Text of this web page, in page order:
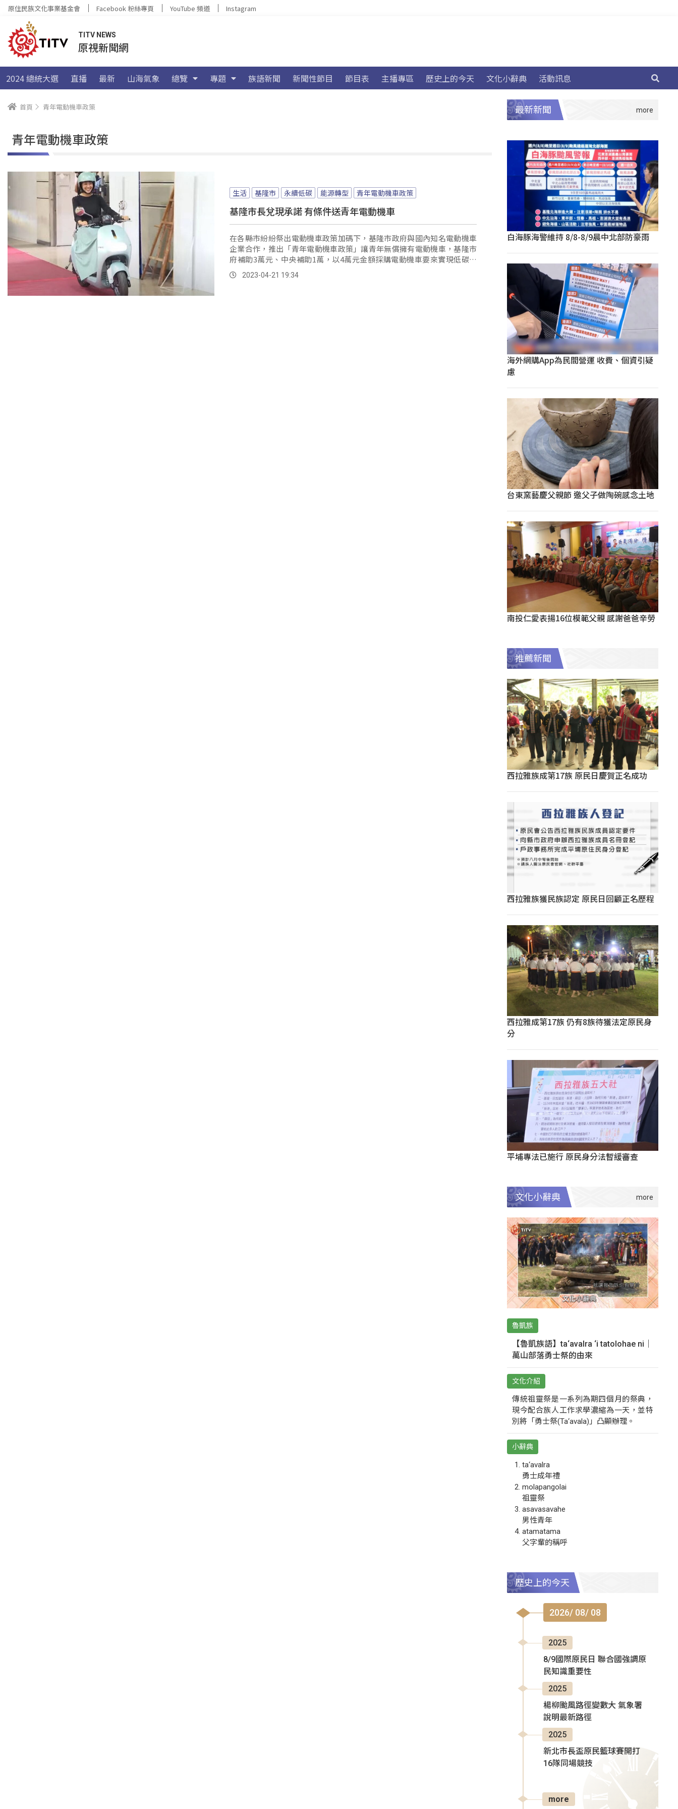
原住民族文化事業基金會 Facebook 粉絲專頁 YouTube 頻道 Instagram
TITV NEWS
原視新聞網
2024 總統大選 直播 最新 山海氣象 總覽 專題 族語新聞 新聞性節目 節目表 主播專區 歷史上的今天 文化小辭典 活動訊息
首頁 青年電動機車政策
青年電動機車政策
生活 基隆市 永續低碳 能源轉型 青年電動機車政策
基隆市長兌現承諾 有條件送青年電動機車
在各縣市紛紛祭出電動機車政策加碼下，基隆市政府與國內知名電動機車
企業合作，推出「青年電動機車政策」讓青年無償擁有電動機車，基隆市
府補助3萬元、中央補助1萬，以4萬元金額採購電動機車要來實現低碳城
市。2023-04-21 19:34
最新新聞
白海豚海警維持 8/8-8/9晨中北部防豪雨
海外網購App為民間營運 收費、個資引疑
慮
台東窯藝慶父親節 邀父子做陶碗感念土地
南投仁愛表揚16位模範父親 感謝爸爸辛勞
推薦新聞
西拉雅族成第17族 原民日慶賀正名成功
西拉雅族獲民族認定 原民日回顧正名歷程
西拉雅成第17族 仍有8族待獲法定原民身
分
平埔專法已施行 原民身分法暫緩審查
文化小辭典
魯凱族
【魯凱族語】ta‘avalra ‘i tatolohae ni｜
萬山部落勇士祭的由來
文化介紹
傳統祖靈祭是一系列為期四個月的祭典，
現今配合族人工作求學濃縮為一天，並特
別將「勇士祭(Ta‘avala)」凸顯辦理。
小辭典
ta‘avalra
勇士成年禮
molapangolai
祖靈祭
asavasavahe
男性青年
atamatama
父字輩的稱呼
歷史上的今天
2026/ 08/ 08
2025
8/9國際原民日 聯合國強調原
民知識重要性
2025
楊柳颱風路徑變數大 氣象署
說明最新路徑
2025
新北市長盃原民籃球賽開打
16隊同場競技
more